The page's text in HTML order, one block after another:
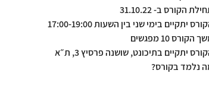
הקורס ב- 31.10.22
יתקיים בימי שני בין השעות 17:00-19:00
הקורס 10 מפגשים
יתקיים בתיכונט, שושנה פרסיץ 3, ת״א
נלמד בקורס?